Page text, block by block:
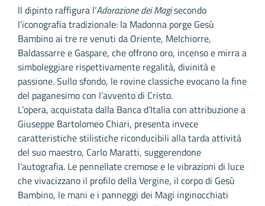
Il dipinto raffigura l’Adorazione dei Magisecondo
l’iconografia tradizionale: la Madonna porge Gesù
Bambino ai tre re venuti da Oriente, Melchiorre,
Baldassarre e Gaspare, che offrono oro, incenso e mirra a
simboleggiare rispettivamente regalità, divinità e
passione. Sullo sfondo, le rovine classiche evocano la fine
del paganesimo con l’avvento di Cristo.
L’opera, acquistata dalla Banca d’Italia con attribuzione a
Giuseppe Bartolomeo Chiari, presenta invece
caratteristiche stilistiche riconducibili alla tarda attività
del suo maestro, Carlo Maratti, suggerendone
l’autografia. Le pennellate cremose e le vibrazioni di luce
che vivacizzano il profilo della Vergine, il corpo di Gesù
Bambino, le mani e i panneggi dei Magi inginocchiati